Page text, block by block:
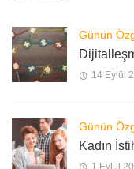
Günün
14 Eylül
Günün
Kadın
1 Eylül